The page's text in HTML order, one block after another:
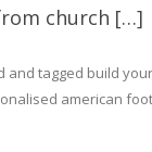
church […]
and tagged build
american